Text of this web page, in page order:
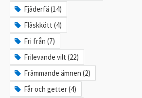
Fjäderfä (14)
Fläskkött (4)
Fri från (7)
Frilevande vilt (22)
Främmande ämnen (2)
Får och getter (4)